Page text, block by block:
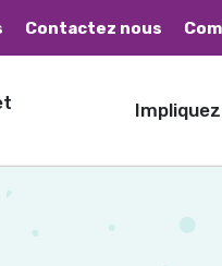
Contactez nous